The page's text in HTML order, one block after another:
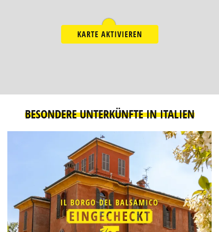
KARTE AKTIVIEREN
BESONDERE UNTERKÜNFTE IN ITALIEN